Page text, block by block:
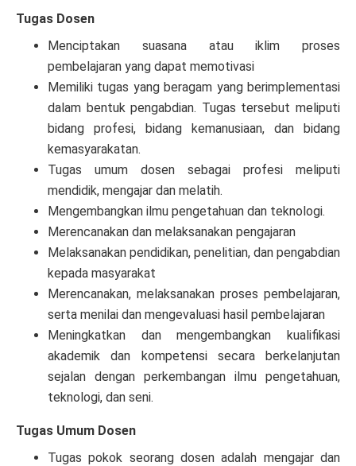
Tugas Dosen
Menciptakan suasana atau iklim proses
pembelajaran yang dapat memotivasi
Memiliki tugas yang beragam yang berimplementasi
dalam bentuk pengabdian. Tugas tersebut meliputi
bidang profesi, bidang kemanusiaan, dan bidang
kemasyarakatan.
Tugas umum dosen sebagai profesi meliputi
mendidik, mengajar dan melatih.
Mengembangkan ilmu pengetahuan dan teknologi.
Merencanakan dan melaksanakan pengajaran
Melaksanakan pendidikan, penelitian, dan pengabdian
kepada masyarakat
Merencanakan, melaksanakan proses pembelajaran,
serta menilai dan mengevaluasi hasil pembelajaran
Meningkatkan dan mengembangkan kualifikasi
akademik dan kompetensi secara berkelanjutan
sejalan dengan perkembangan ilmu pengetahuan,
teknologi, dan seni.
Tugas Umum Dosen
Tugas pokok seorang dosen adalah mengajar dan